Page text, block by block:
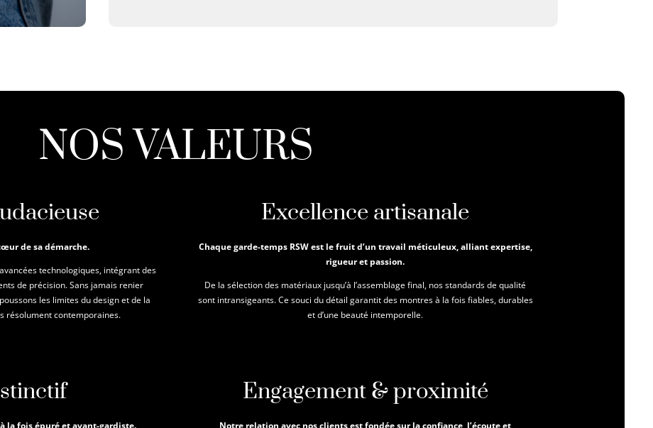
NOS VALEURS
de sa démarche.
technologiques, intégrant des
de précision. Sans jamais renier
les limites du design et de la
résolument contemporaines.
Excellence artisanale
Chaque garde-temps RSW est le fruit d’un travail méticuleux, alliant expertise,
rigueur et passion.
De la sélection des matériaux jusqu’à l’assemblage final, nos standards de qualité
sont intransigeants. Ce souci du détail garantit des montres à la fois fiables, durables
et d’une beauté intemporelle.
la fois épuré et avant-gardiste.
Engagement & proximité
Notre relation avec nos clients est fondée sur la confiance, l’écoute et